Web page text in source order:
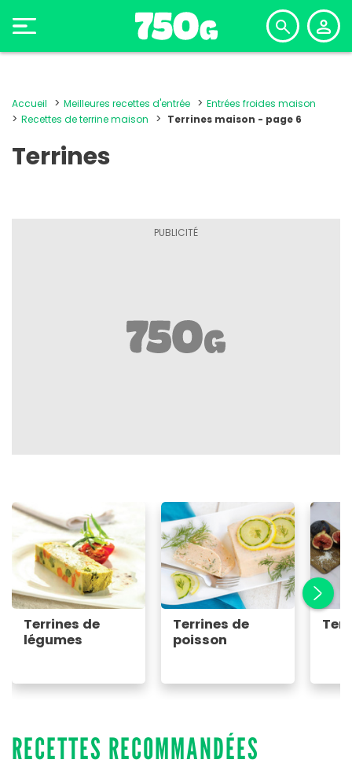
Accueil Meilleures recettes d'entrée
Entrées froides maison
Recettes de terrine maison
Terrines maison - page 6
Terrines
Terrines de
légumes
Terrines de
poisson
RECETTES RECOMMANDÉES